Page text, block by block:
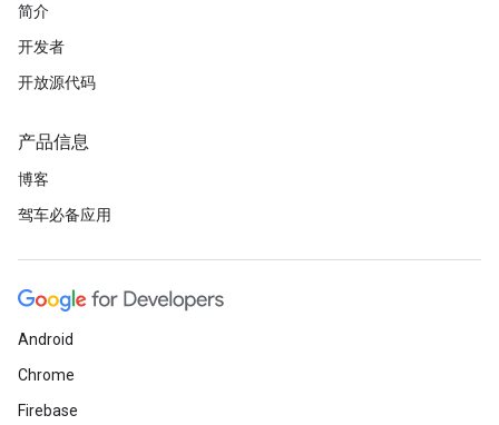
简介
开发者
开放源代码
产品信息
博客
驾车必备应用
Android
Chrome
Firebase